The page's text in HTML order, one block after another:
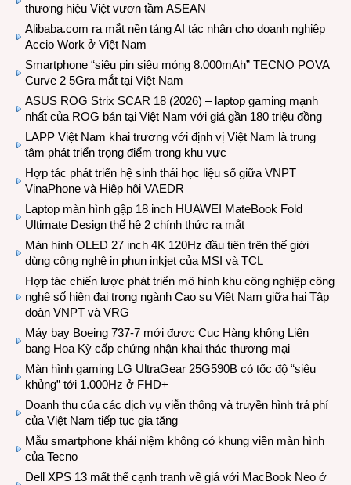
thương hiệu Việt vươn tầm ASEAN
Alibaba.com ra mắt nền tảng AI tác nhân cho doanh nghiệp
Accio Work ở Việt Nam
Smartphone “siêu pin siêu mỏng 8.000mAh” TECNO POVA
Curve 2 5Gra mắt tại Việt Nam
ASUS ROG Strix SCAR 18 (2026) – laptop gaming mạnh
nhất của ROG bán tại Việt Nam với giá gần 180 triệu đồng
LAPP Việt Nam khai trương với định vị Việt Nam là trung
tâm phát triển trọng điểm trong khu vực
Hợp tác phát triển hệ sinh thái học liệu số giữa VNPT
VinaPhone và Hiệp hội VAEDR
Laptop màn hình gập 18 inch HUAWEI MateBook Fold
Ultimate Design thế hệ 2 chính thức ra mắt
Màn hình OLED 27 inch 4K 120Hz đầu tiên trên thế giới
dùng công nghệ in phun inkjet của MSI và TCL
Hợp tác chiến lược phát triển mô hình khu công nghiệp công
nghệ số hiện đại trong ngành Cao su Việt Nam giữa hai Tập
đoàn VNPT và VRG
Máy bay Boeing 737-7 mới được Cục Hàng không Liên
bang Hoa Kỳ cấp chứng nhận khai thác thương mại
Màn hình gaming LG UltraGear 25G590B có tốc độ “siêu
khủng” tới 1.000Hz ở FHD+
Doanh thu của các dịch vụ viễn thông và truyền hình trả phí
của Việt Nam tiếp tục gia tăng
Mẫu smartphone khái niệm không có khung viền màn hình
của Tecno
Dell XPS 13 mất thế cạnh tranh về giá với MacBook Neo ở